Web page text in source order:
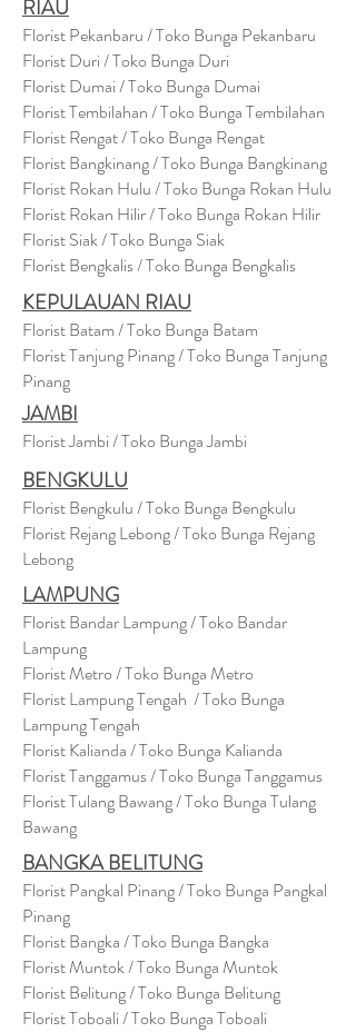
RIAU
Florist Pekanbaru / Toko Bunga Pekanbaru
Florist Duri / Toko Bunga Duri
Florist Dumai / Toko Bunga Dumai
Florist Tembilahan / Toko Bunga Tembilahan
Florist Rengat / Toko Bunga Rengat
Florist Bangkinang / Toko Bunga Bangkinang
Florist Rokan Hulu / Toko Bunga Rokan Hulu
Florist Rokan Hilir / Toko Bunga Rokan Hilir
Florist Siak / Toko Bunga Siak
Florist Bengkalis / Toko Bunga Bengkalis
KEPULAUAN RIAU
Florist Batam / Toko Bunga Batam
Florist Tanjung Pinang / Toko Bunga Tanjung
Pinang
JAMBI
Florist Jambi / Toko Bunga Jambi
BENGKULU
Florist Bengkulu / Toko Bunga Bengkulu
Florist Rejang Lebong / Toko Bunga Rejang
Lebong
LAMPUNG
Florist Bandar Lampung / Toko Bandar
Lampung
Florist Metro / Toko Bunga Metro
Florist Lampung Tengah / Toko Bunga
Lampung Tengah
Florist Kalianda / Toko Bunga Kalianda
Florist Tanggamus / Toko Bunga Tanggamus
Florist Tulang Bawang / Toko Bunga Tulang
Bawang
BANGKA BELITUNG
Florist Pangkal Pinang / Toko Bunga Pangkal
Pinang
Florist Bangka / Toko Bunga Bangka
Florist Muntok / Toko Bunga Muntok
Florist Belitung / Toko Bunga Belitung
Florist Toboali / Toko Bunga Toboali